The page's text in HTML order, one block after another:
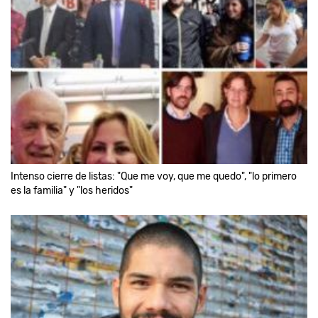
Intenso cierre de listas: "Que me voy, que me quedo", "lo primero
es la familia" y "los heridos"